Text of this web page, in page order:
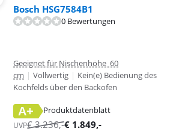
Bosch HSG7584B1
0 Bewertungen
Geeignet für Nischenhöhe 60
cm | Vollwertig | Kein(e) Bedienung des
Kochfelds über den Backofen
A+
Produktdatenblatt
UVP€3.236,-€ 1.849,-